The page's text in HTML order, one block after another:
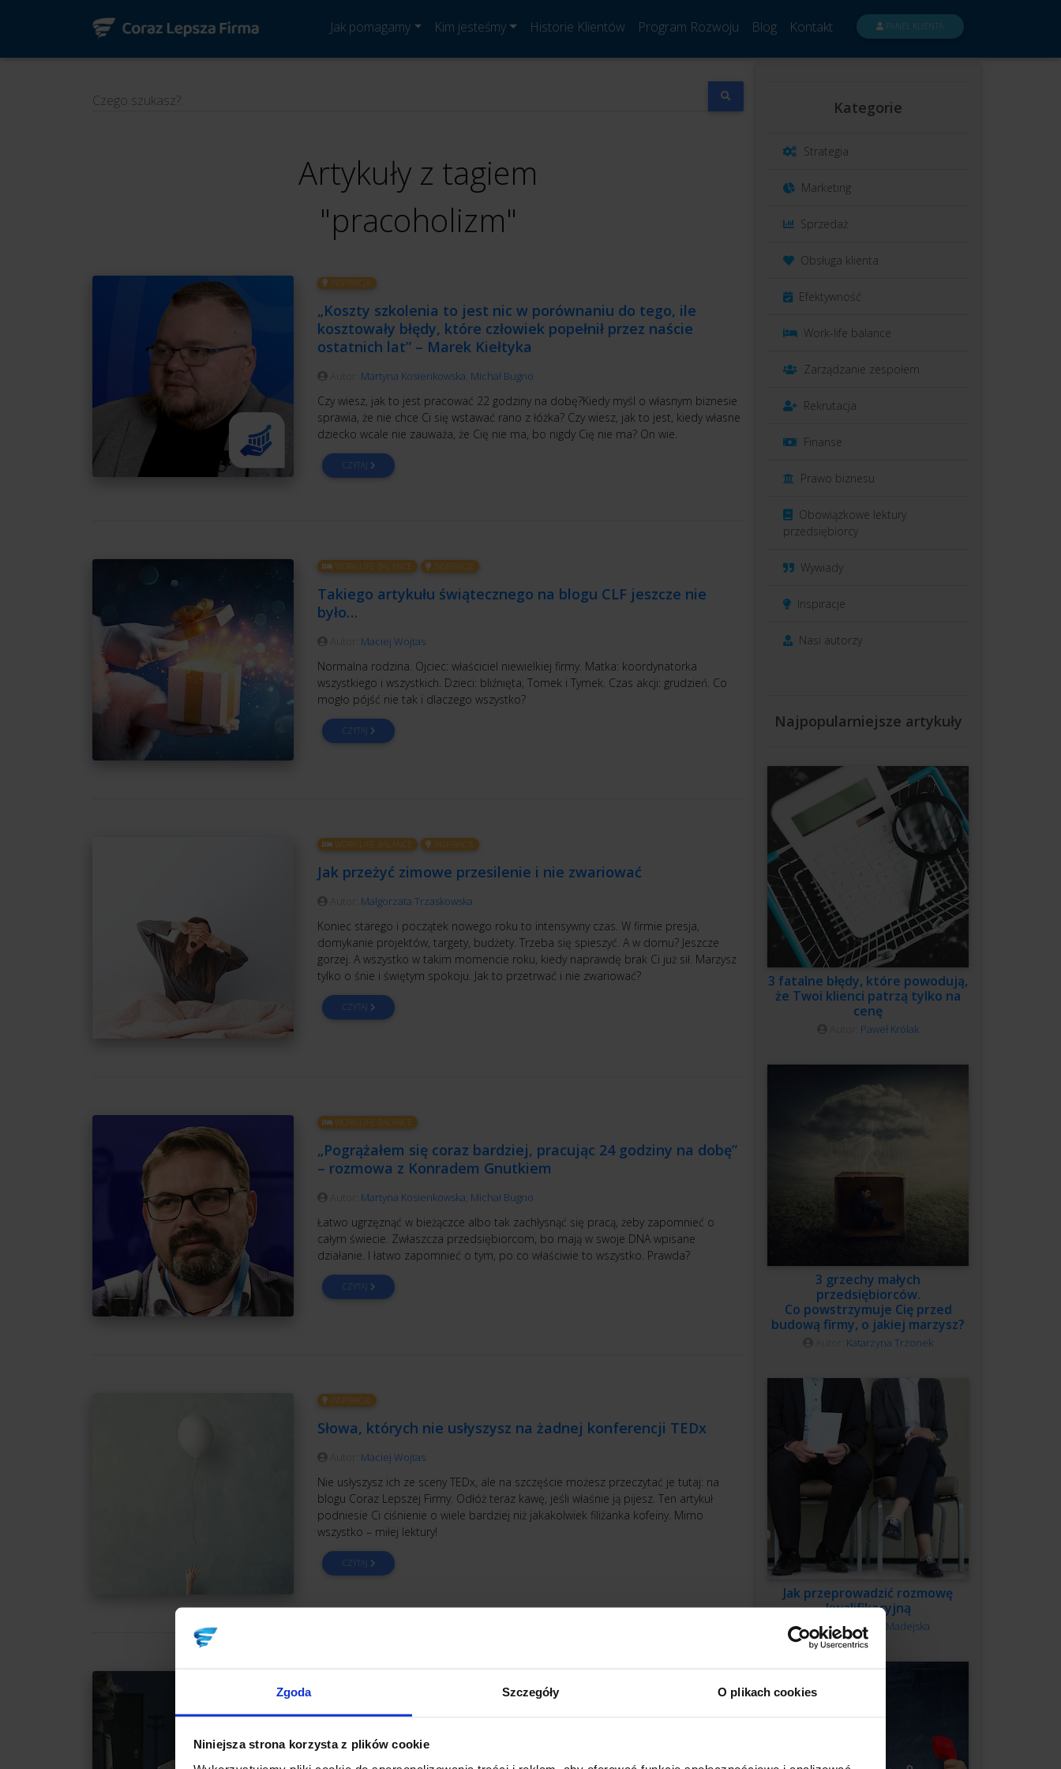
Zgoda Szczegóły O plikach cookies
Niniejsza strona korzysta z plików cookie
Jak pomagamy Kim jesteśmy Historie Klientów Program Rozwoju Blog Kontakt PANEL KLIENTA
Czego szukasz?
Artykuły z tagiem
"pracoholizm"
INSPIRACJE
„Koszty szkolenia to jest nic w porównaniu do tego, ile
kosztowały błędy, które człowiek popełnił przez naście
ostatnich lat” – Marek Kiełtyka
Martyna Kosienkowska Michał Bugno
Czy wiesz, jak to jest pracować 22 godziny na dobę?Kiedy myśl o własnym biznesie
sprawia, że nie chce Ci się wstawać rano z łóżka? Czy wiesz, jak to jest, kiedy własne
dziecko wcale nie zauważa, że Cię nie ma, bo nigdy Cię nie ma? On wie.
CZYTAJ
WORK-LIFE BALANCE INSPIRACJE
Takiego artykułu świątecznego na blogu CLF jeszcze nie
było…
Maciej Wojtas
Normalna rodzina. Ojciec: właściciel niewielkiej firmy. Matka: koordynatorka
wszystkiego i wszystkich. Dzieci: bliźnięta, Tomek i Tymek. Czas akcji: grudzień. Co
mogło pójść nie tak i dlaczego wszystko?
CZYTAJ
WORK-LIFE BALANCE INSPIRACJE
Jak przeżyć zimowe przesilenie i nie zwariować
Małgorzata Trzaskowska
Koniec starego i początek nowego roku to intensywny czas. W firmie presja,
domykanie projektów, targety, budżety. Trzeba się spieszyć. A w domu? Jeszcze
gorzej. A wszystko w takim momencie roku, kiedy naprawdę brak Ci już sił. Marzysz
tylko o śnie i świętym spokoju. Jak to przetrwać i nie zwariować?
CZYTAJ
WORK-LIFE BALANCE
„Pogrążałem się coraz bardziej, pracując 24 godziny na dobę”
– rozmowa z Konradem Gnutkiem
Martyna Kosienkowska Michał Bugno
Łatwo ugrzęznąć w bieżączce albo tak zachłysnąć się pracą, żeby zapomnieć o
całym świecie. Zwłaszcza przedsiębiorcom, bo mają w swoje DNA wpisane
działanie. I łatwo zapomnieć o tym, po co właściwie to wszystko. Prawda?
CZYTAJ
INSPIRACJE
Słowa, których nie usłyszysz na żadnej konferencji TEDx
Maciej Wojtas
Nie usłyszysz ich ze sceny TEDx, ale na szczęście możesz przeczytać je tutaj: na
blogu Coraz Lepszej Firmy. Odłóż teraz kawę, jeśli właśnie ją pijesz. Ten artykuł
podniesie Ci ciśnienie o wiele bardziej niż jakakolwiek filiżanka kofeiny. Mimo
wszystko – miłej lektury!
CZYTAJ
Kategorie
Strategia
Marketing
Sprzedaż
Obsługa klienta
Efektywność
Work-life balance
Zarządzanie zespołem
Rekrutacja
Finanse
Prawo biznesu
Obowiązkowe lektury
przedsiębiorcy
Wywiady
Inspiracje
Nasi autorzy
Najpopularniejsze artykuły
3 fatalne błędy, które powodują,
że Twoi klienci patrzą tylko na
cenę
Paweł Królak
3 grzechy małych
przedsiębiorców.
Co powstrzymuje Cię przed
budową firmy, o jakiej marzysz?
Katarzyna Trzonek
Jak przeprowadzić rozmowę
kwalifikacyjną
Autor:Monika Madejska